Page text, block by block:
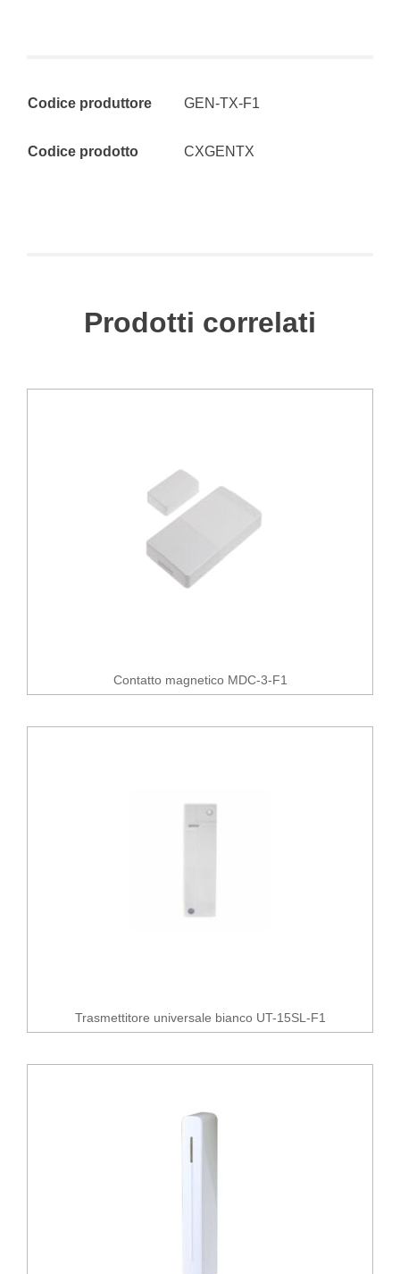
Codice produttore GEN-TX-F1
Codice prodotto CXGENTX
Prodotti correlati
Contatto magnetico MDC-3-F1
Trasmettitore universale bianco UT-15SL-F1